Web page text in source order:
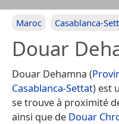
Maroc Casablanca-
Douar
Douar Dehamna (
Casablanca-Settat) est
se trouve à proximité
ainsi que de Douar